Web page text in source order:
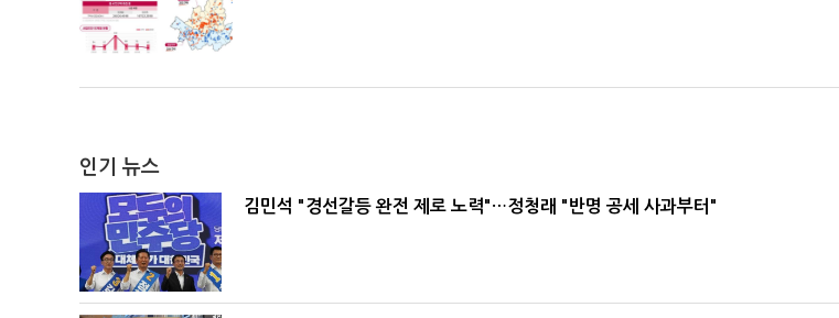
인기 뉴스
김민석 "경선갈등 완전 제로 노력"…정청래 "반명 공세 사과부터"